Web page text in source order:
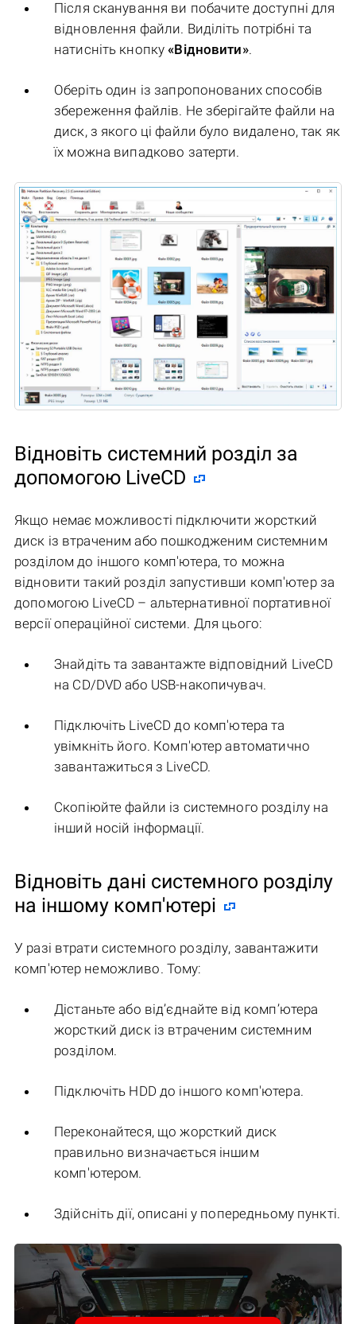
Після сканування ви побачите доступні для
відновлення файли. Виділіть потрібні та
натисніть кнопку«Відновити».
Оберіть один із запропонованих способів
збереження файлів. Не зберігайте файли на
диск, з якого ці файли було видалено, так як
їх можна випадково затерти.
Відновіть системний розділ за
допомогою LiveCD
Якщо немає можливості підключити жорсткий
диск із втраченим або пошкодженим системним
розділом до іншого комп'ютера, то можна
відновити такий розділ запустивши комп'ютер за
допомогою LiveCD – альтернативної портативної
версії операційної системи. Для цього:
Знайдіть та завантажте відповідний LiveCD
на CD/DVD або USB-накопичувач.
Підключіть LiveCD до комп'ютера та
увімкніть його. Комп'ютер автоматично
завантажиться з LiveCD.
Скопіюйте файли із системного розділу на
інший носій інформації.
Відновіть дані системного розділу
на іншому комп'ютері
У разі втрати системного розділу, завантажити
комп'ютер неможливо. Тому:
Дістаньте або від’єднайте від комп’ютера
жорсткий диск із втраченим системним
розділом.
Підключіть HDD до іншого комп'ютера.
Переконайтеся, що жорсткий диск
правильно визначається іншим
комп'ютером.
Здійсніть дії, описані у попередньому пункті.